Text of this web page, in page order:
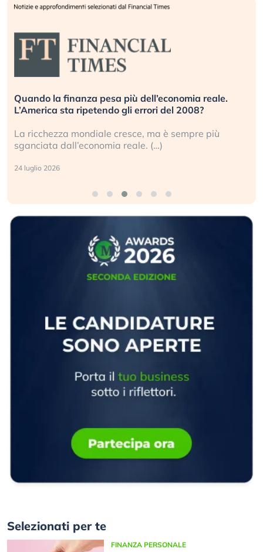
Quando la finanza pesa più dell’economia reale.
L’America sta ripetendo gli errori del 2008?
La ricchezza mondiale cresce, ma è sempre più
sganciata dall’economia reale. (…)
24 luglio 2026
Selezionati per te
FINANZA PERSONALE